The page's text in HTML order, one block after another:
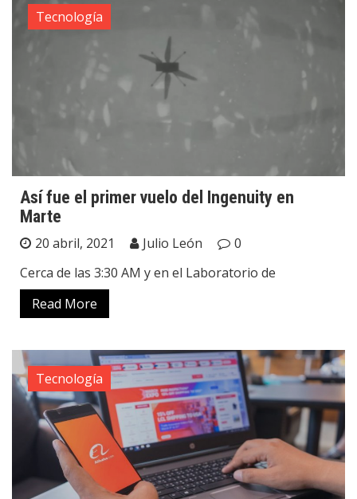
Tecnología
Así fue el primer vuelo del Ingenuity en
Marte
20 abril, 2021 Julio León
0
Cerca de las 3:30 AM y en el Laboratorio de
Read More
Tecnología